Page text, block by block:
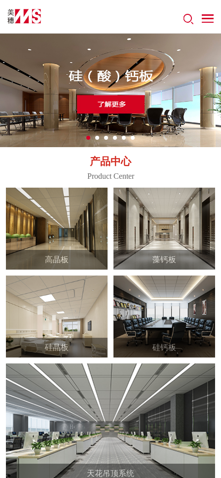
产品中心
Product Center
高晶板 藻钙板
硅晶板 硅钙板
天花吊顶系统